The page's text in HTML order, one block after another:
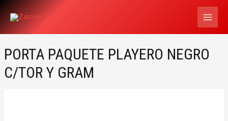
PORTA PAQUETE PLAYERO NEGRO
C/TOR Y GRAM